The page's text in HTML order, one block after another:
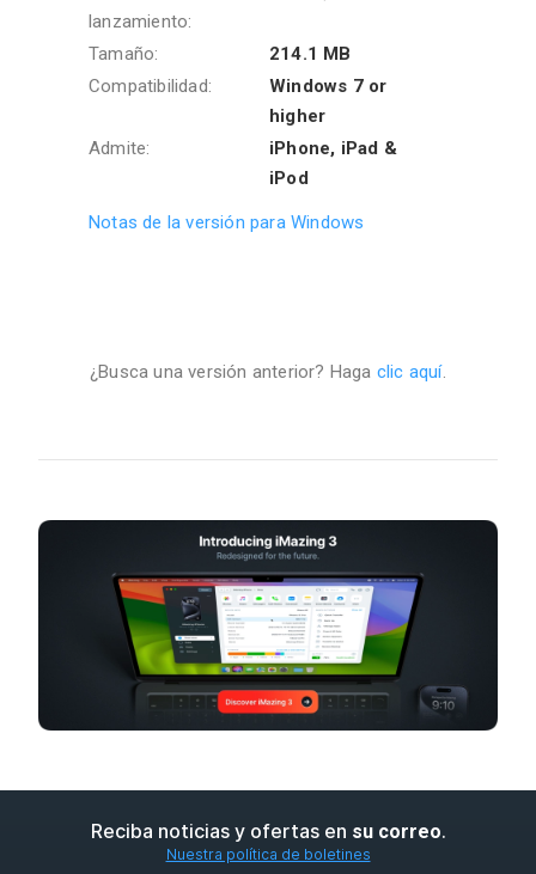
lanzamiento:
Tamaño:
214.1 MB
Compatibilidad:
Windows 7 or
higher
Admite:
iPhone, iPad &
iPod
Notas de la versión para Windows
¿Busca una versión anterior? Haga clic aquí.
Reciba noticias y ofertas en su correo.
Nuestra política de boletines